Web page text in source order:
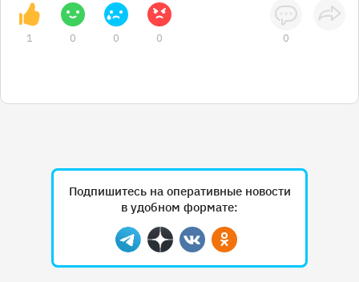
1 0 0 0 0
Подпишитесь на оперативные новости
в удобном формате:
Telegram
ДзенВконтактеОдноклассники